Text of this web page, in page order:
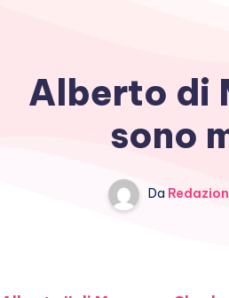
Alberto di
sono
Da